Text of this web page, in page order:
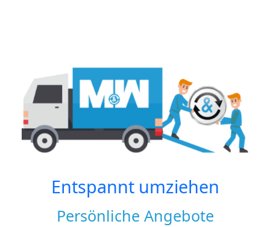
Entspannt umziehen
Persönliche Angebote